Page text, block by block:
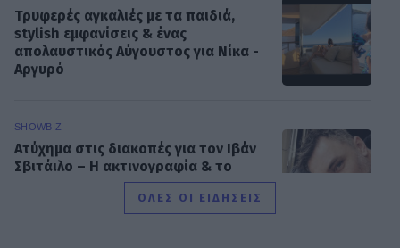
Τρυφερές αγκαλιές με τα παιδιά,
stylish εμφανίσεις & ένας
απολαυστικός Αύγουστος για Νίκα -
Αργυρό
SHOWBIZ
Ατύχημα στις διακοπές για τον Ιβάν
Σβιτάιλο – Η ακτινογραφία & το
μήνυμα: «Θα σηκωθώ πιο δυνατός»
ΟΛΕΣ ΟΙ ΕΙΔΗΣΕΙΣ